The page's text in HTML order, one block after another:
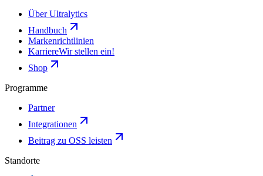
Über Ultralytics
Handbuch
Markenrichtlinien
KarriereWir stellen ein!
Shop
Programme
Partner
Integrationen
Beitrag zu OSS leisten
Standorte